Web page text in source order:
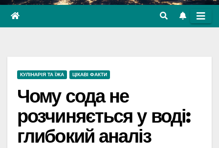
КУЛІНАРІЯ ТА ЇЖА ЦІКАВІ ФАКТИ
Чому сода не
розчиняється у воді:
глибокий аналіз